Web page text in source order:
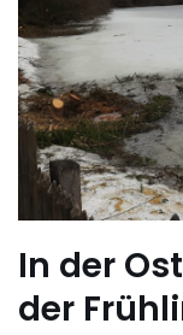
In der
der